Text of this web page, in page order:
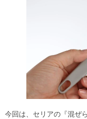
今回は、セリアの『混ぜ